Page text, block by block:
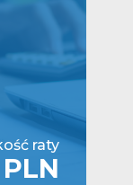
raty